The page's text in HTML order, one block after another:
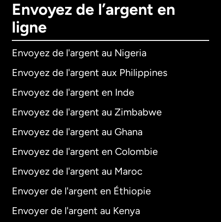
Envoyez de l’argent en
ligne
Envoyez de l'argent au Nigeria
Envoyez de l'argent aux Philippines
Envoyez de l'argent en Inde
Envoyez de l'argent au Zimbabwe
Envoyez de l'argent au Ghana
Envoyez de l'argent en Colombie
Envoyez de l'argent au Maroc
Envoyer de l'argent en Éthiopie
Envoyer de l'argent au Kenya